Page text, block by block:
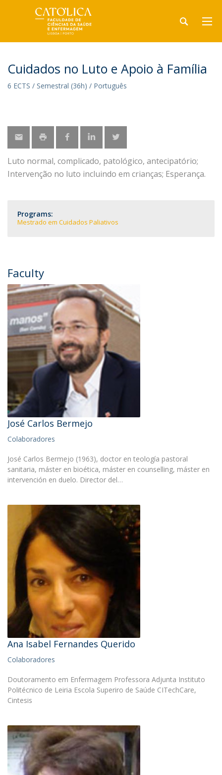
Cuidados no Luto e Apoio à Família
6 ECTS / Semestral (36h) / Português
Luto normal, complicado, patológico, antecipatório;
Intervenção no luto incluindo em crianças; Esperança.
Programs:
Mestrado em Cuidados Paliativos
Faculty
José Carlos Bermejo
Colaboradores
José Carlos Bermejo (1963), doctor en teología pastoral
sanitaria, máster en bioética, máster en counselling, máster en
intervención en duelo. Director del…
Ana Isabel Fernandes Querido
Colaboradores
Doutoramento em Enfermagem Professora Adjunta Instituto
Politécnico de Leiria Escola Superiro de Saúde CITechCare,
Cintesis